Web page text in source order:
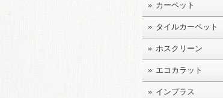
カーペット
タイルカーペット
ホスクリーン
エコカラット
インプラス